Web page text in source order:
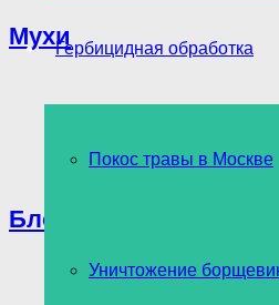
Гербицидная обработка
Покос травы в Москве
Уничтожение
Мухи
Блохи